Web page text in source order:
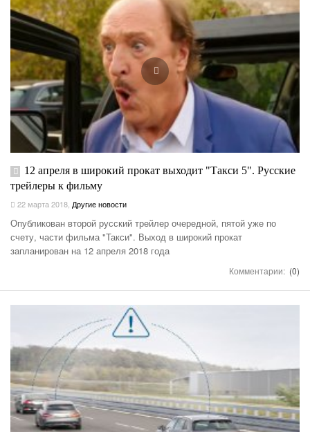
12 апреля в широкий прокат выходит "Такси 5". Русские
трейлеры к фильму
22 марта 2018 Другие новости
Опубликован второй русский трейлер очередной, пятой уже по
счету, части фильма "Такси". Выход в широкий прокат
запланирован на 12 апреля 2018 года
Комментарии: (0)